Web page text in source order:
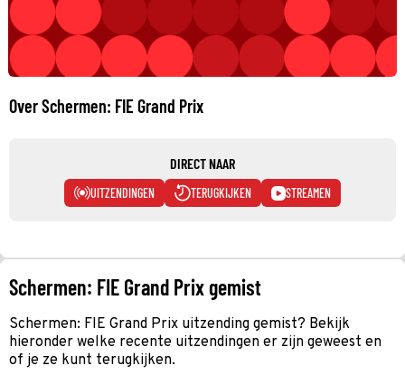
Over Schermen: FIE Grand Prix
DIRECT NAAR
UITZENDINGEN TERUGKIJKEN STREAMEN
Schermen: FIE Grand Prix gemist
Schermen: FIE Grand Prix uitzending gemist? Bekijk
hieronder welke recente uitzendingen er zijn geweest en
of je ze kunt terugkijken.